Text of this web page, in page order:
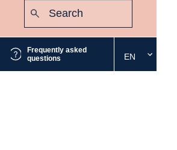
Frequently asked
questions
Select
the
EN